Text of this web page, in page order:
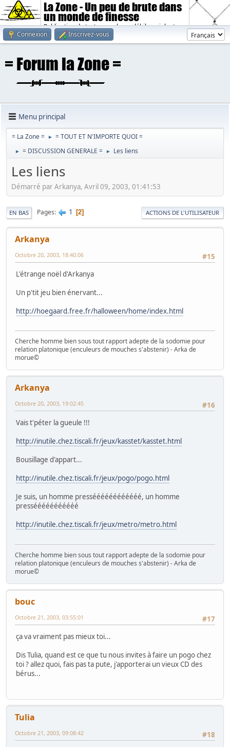
La Zone - Un peu de brute dans
un monde de finesse
Publication de textes sombres, débiles, violents.
Connexion
Inscrivez-vous
Menu principal
= La Zone = ► = TOUT ET N'IMPORTE QUOI =
► = DISCUSSION GENERALE = ► Les liens
Les liens
Démarré par Arkanya, Avril 09, 2003, 01:41:53
EN BAS Pages 1 2 ACTIONS DE L'UTILISATEUR
Arkanya
#15
Octobre 20, 2003, 18:40:06
L'étrange noël d'Arkanya
Un p'tit jeu bien énervant...
http://hoegaard.free.fr/halloween/home/index.html
Cherche homme bien sous tout rapport adepte de la sodomie pour
relation platonique (enculeurs de mouches s'abstenir) - Arka de
morue©
Arkanya
#16
Octobre 20, 2003, 19:02:45
Vais t'péter la gueule !!!
http://inutile.chez.tiscali.fr/jeux/kasstet/kasstet.html
Bousillage d'appart...
http://inutile.chez.tiscali.fr/jeux/pogo/pogo.html
Je suis, un homme presséééééééééééé, un homme
pressééééééééééé
http://inutile.chez.tiscali.fr/jeux/metro/metro.html
Cherche homme bien sous tout rapport adepte de la sodomie pour
relation platonique (enculeurs de mouches s'abstenir) - Arka de
morue©
bouc
#17
Octobre 21, 2003, 03:55:01
ça va vraiment pas mieux toi...
Dis Tulia, quand est ce que tu nous invites à faire un pogo chez
toi ? allez quoi, fais pas ta pute, j'apporterai un vieux CD des
bérus...
Tulia
#18
Octobre 21, 2003, 09:08:42